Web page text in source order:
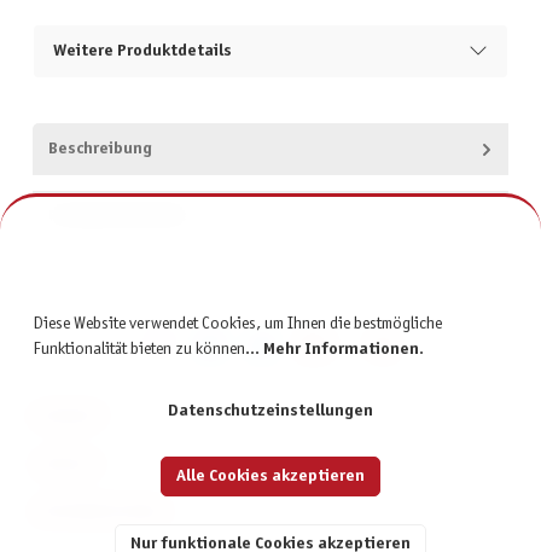
Weitere Produktdetails
Beschreibung
Diese Website verwendet Cookies, um Ihnen die bestmögliche
Funktionalität bieten zu können... Mehr Informationen.
Datenschutzeinstellungen
Nur funktionale Cookies akzeptieren
Alle Cookies akzeptieren